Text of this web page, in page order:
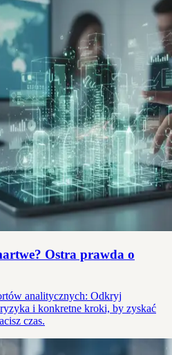
Ostra prawda o
analitycznych: Odkryj
i konkretne kroki, by zyskać
czas.